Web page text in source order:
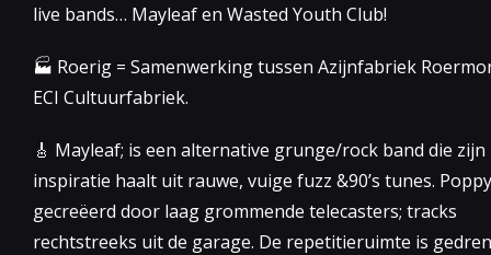
live bands… Mayleaf en Wasted Youth Club!
🏭 Roerig = Samenwerking tussen Azijnfabriek
ECI Cultuurfabriek.
🎸 Mayleaf; is een alternative grunge/rock band die zijn
inspiratie haalt uit rauwe, vuige fuzz &90’s tunes.
gecreëerd door laag grommende telecasters; tracks
rechtstreeks uit de garage. De repetitieruimte is